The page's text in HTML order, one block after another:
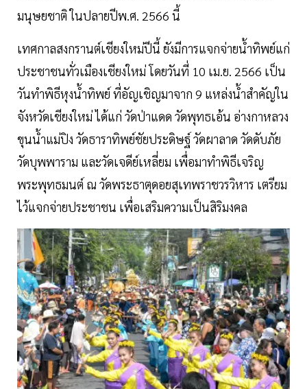
มนุษยชาติ ในปลายปีพ.ศ. 2566 นี้
เทศกาลสงกรานต์เชียงใหม่ปีนี้ ยังมีการแจกจ่ายนํ้าทิพย์แก่
ประชาชนทั่วเมืองเชียงใหม่ โดยวันที่ 10 เม.ย. 2566 เป็น
วันทำพิธีหุงนํ้าทิพย์ ที่อัญเชิญมาจาก 9 แหล่งนํ้าสำคัญใน
จังหวัดเชียงใหม่ ได้แก่ วัดป่าแดด วัดพุทธเอ้น อ่างกาหลวง
ขุนนํ้าแม่ปิง วัดธาราทิพย์ชัยประดิษฐ์ วัดผาลาด วัดดับภัย
วัดบุพพาราม และวัดเจดีย์เหลี่ยม เพื่อมาทำพิธีเจริญ
พระพุทธมนต์ ณ วัดพระธาตุดอยสุเทพราชวรวิหาร เตรียม
ไว้แจกจ่ายประชาชน เพื่อเสริมความเป็นสิริมงคล